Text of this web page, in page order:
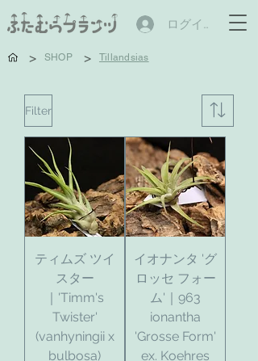
ログイン
> SHOP > Tillandsias
Filter
ティムズ ツイ
スター
｜'Timm's
Twister'
(vanhyningii x
bulbosa)
イオナンタ 'グ
ロッセ フォー
ム'｜963
ionantha
'Grosse Form'
ex. Koehres